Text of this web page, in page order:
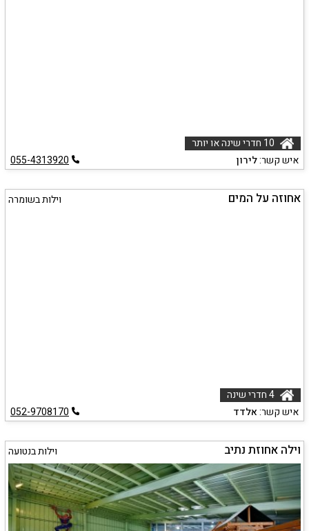
איש קשר:לירון 055-4313920
אחוזה על המים וילות בשומרה
איש קשר:אלדד 052-9708170
וילה אחוזת נתיב וילות בנטועה